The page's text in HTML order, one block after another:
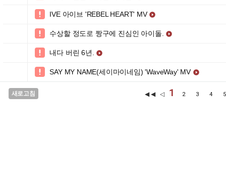
 IVE 아이브 'REBEL HEART' MV 
 수상할 정도로 짱구에 진심인 아이돌. 
 내다 버린 6년. 
 SAY MY NAME(세이마이네임) 'WaveWay' MV 
새로고침 ◀◀ ◁ 1 2 3 4